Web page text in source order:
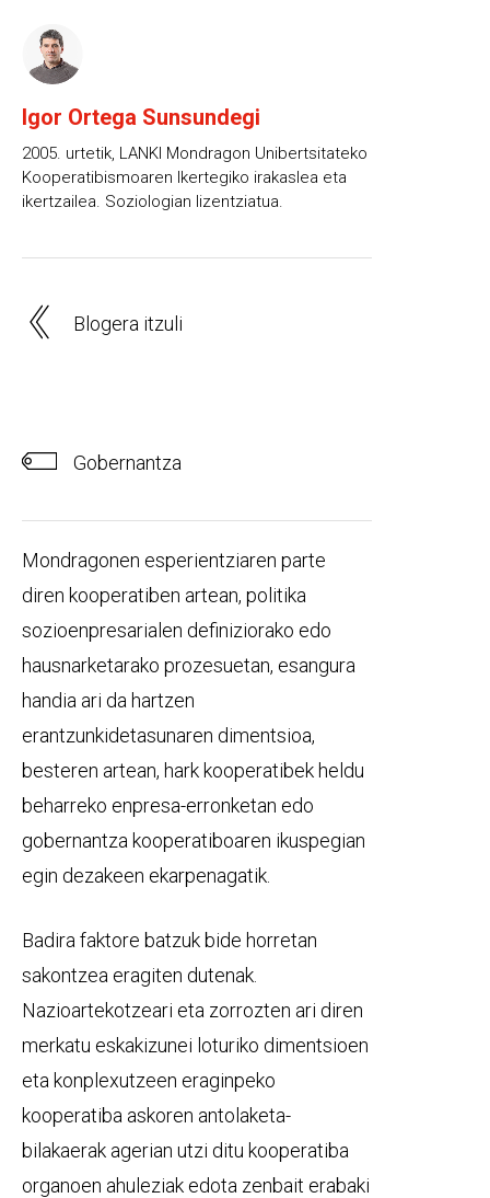
Igor Ortega Sunsundegi
2005. urtetik, LANKI Mondragon Unibertsitateko
Kooperatibismoaren Ikertegiko irakaslea eta
ikertzailea. Soziologian lizentziatua.
Blogera itzuli
Gobernantza
Mondragonen esperientziaren parte
diren kooperatiben artean, politika
sozioenpresarialen definiziorako edo
hausnarketarako prozesuetan, esangura
handia ari da hartzen
erantzunkidetasunaren dimentsioa,
besteren artean, hark kooperatibek heldu
beharreko enpresa-erronketan edo
gobernantza kooperatiboaren ikuspegian
egin dezakeen ekarpenagatik.
Badira faktore batzuk bide horretan
sakontzea eragiten dutenak.
Nazioartekotzeari eta zorrozten ari diren
merkatu eskakizunei loturiko dimentsioen
eta konplexutzeen eraginpeko
kooperatiba askoren antolaketa-
bilakaerak agerian utzi ditu kooperatiba
organoen ahuleziak edota zenbait erabaki